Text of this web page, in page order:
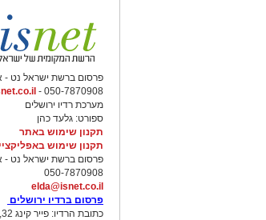
פרסום ברשת ישראל נט -
050-7870908 -
מערכת רדיו ירושלים
ספורט: גלעד כהן
תקנון שימוש באתר
תקנון שימוש
פרסום ברשת ישראל נט -
050-7870908
elda@isnet.co.il
פרסום ברדיו ירושלים
כתובת הרדיו: פייר קינג 32, תלפיות